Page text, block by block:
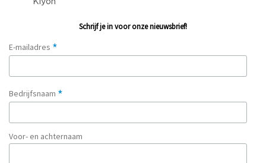
Schrijf je in voor onze nieuwsbrief!
E-mailadres *
Bedrijfsnaam *
Voor- en achternaam